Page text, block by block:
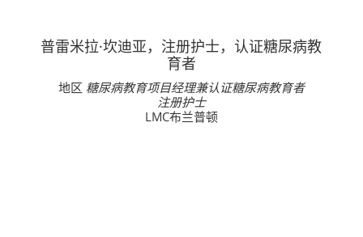
普雷米拉·坎迪亚，注册护士，认证糖尿病教
育者
地区 糖尿病教育项目经理兼认证糖尿病教育者
注册护士
LMC布兰普顿